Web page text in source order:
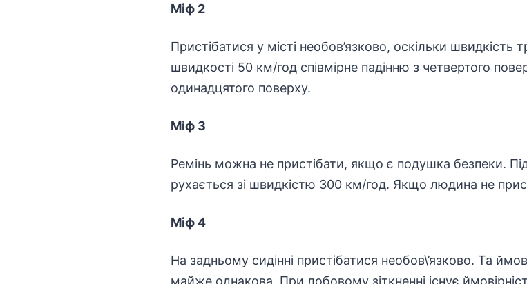
Міф 2
Пристібатися у місті необов’язково, оскільки швидкість
швидкості 50 км/год співмірне падінню з четвертого
одинадцятого поверху.
Міф 3
Ремінь можна не пристібати, якщо є подушка безпеки.
рухається зі швидкістю 300 км/год. Якщо людина не
Міф 4
На задньому сидінні пристібатися необов\’язково. Та
майже однакова. При лобовому зіткненні існує